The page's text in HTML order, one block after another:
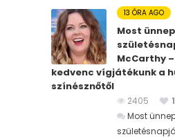
13 ÓRA AGO
Most
McCarthy
kedvenc vígjátékunk a
színésznőtől
2405
Most